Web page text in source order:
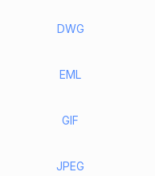
DWG
EML
GIF
JPEG